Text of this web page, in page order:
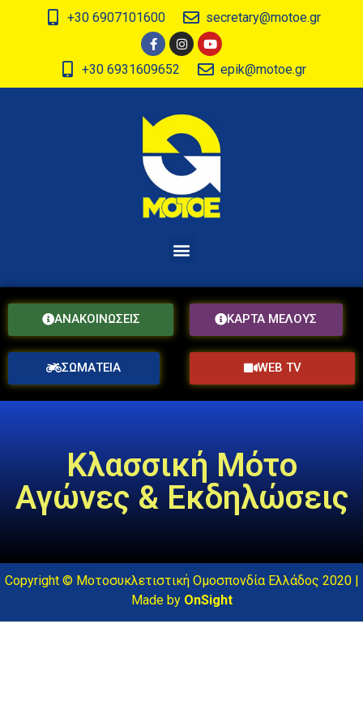
+30 6907101600 secretary@motoe.gr
+30 6931609652 epik@motoe.gr
ΑΝΑΚΟΙΝΩΣΕΙΣ ΚΑΡΤΑ ΜΕΛΟΥΣ
ΣΩΜΑΤΕΙΑ WEB TV
Κλασσική Μότο
Αγώνες & Εκδηλώσεις
Copyright © Μοτοσυκλετιστική Ομοσπονδία Ελλάδος 2020 |
Made by OnSight